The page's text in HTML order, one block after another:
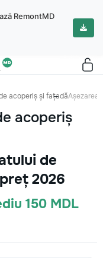
RemontMD
acoperiș și fațadăAșezarea
acoperiș
de
2026
150 MDL